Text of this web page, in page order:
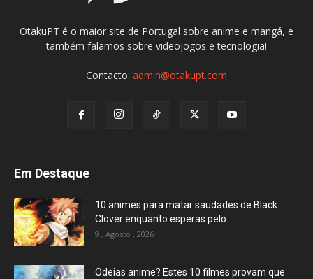
OtakuPT é o maior site de Portugal sobre anime e mangá, e
também falamos sobre videojogos e tecnologia!
Contacto: admin@otakupt.com
Em Destaque
10 animes para matar saudades de Black
Clover enquanto esperas pelo...
9 , Agosto , 2026
Odeias anime? Estes 10 filmes provam que